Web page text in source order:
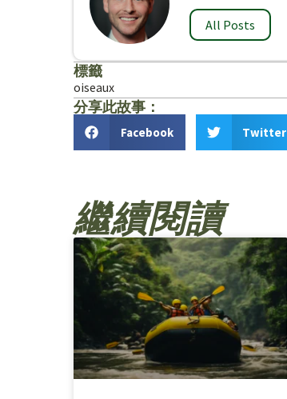
All Posts
標籤
oiseaux
分享此故事：
Facebook Twitter
繼續閱讀